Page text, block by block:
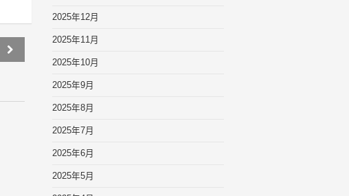
2025年12月
2025年11月
2025年10月
2025年9月
2025年8月
2025年7月
2025年6月
2025年5月